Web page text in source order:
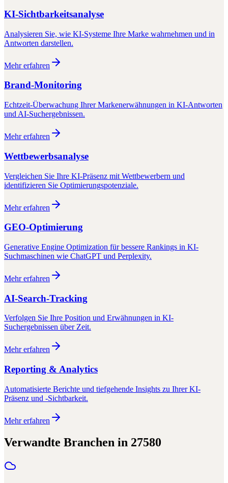
KI-Sichtbarkeitsanalyse
Analysieren Sie, wie KI-Systeme Ihre Marke wahrnehmen und in
Antworten darstellen.
Mehr erfahren
Brand-Monitoring
Echtzeit-Überwachung Ihrer Markenerwähnungen in KI-Antworten
und AI-Suchergebnissen.
Mehr erfahren
Wettbewerbsanalyse
Vergleichen Sie Ihre KI-Präsenz mit Wettbewerbern und
identifizieren Sie Optimierungspotenziale.
Mehr erfahren
GEO-Optimierung
Generative Engine Optimization für bessere Rankings in KI-
Suchmaschinen wie ChatGPT und Perplexity.
Mehr erfahren
AI-Search-Tracking
Verfolgen Sie Ihre Position und Erwähnungen in KI-
Suchergebnissen über Zeit.
Mehr erfahren
Reporting & Analytics
Automatisierte Berichte und tiefgehende Insights zu Ihrer KI-
Präsenz und -Sichtbarkeit.
Mehr erfahren
Verwandte Branchen in 27580